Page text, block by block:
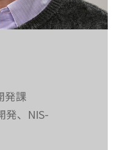
発課
発、NIS-